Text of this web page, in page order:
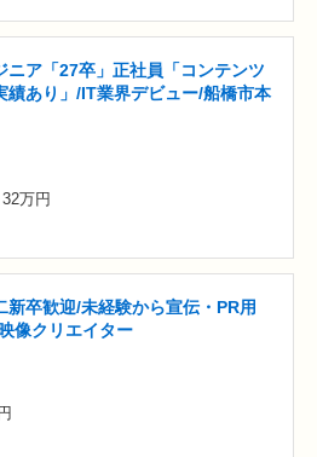
ニア「27卒」正社員「コンテンツ
績あり」/IT業界デビュー/船橋市本
万円
新卒歓迎/未経験から宣伝・PR用
像クリエイター